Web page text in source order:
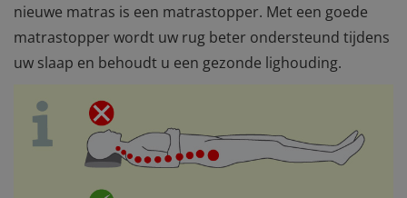
nieuwe matras is een matrastopper. Met een goede
matrastopper wordt uw rug beter ondersteund tijdens
uw slaap en behoudt u een gezonde lighouding.